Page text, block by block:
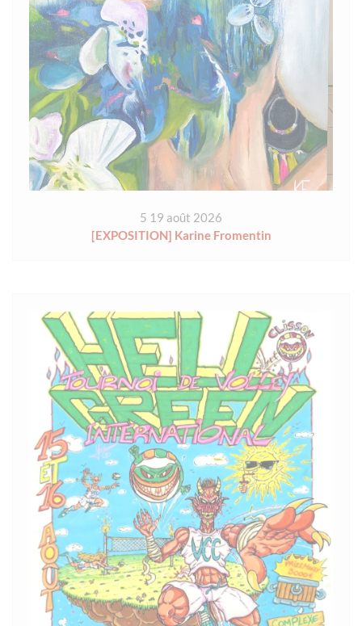
5 19 août 2026
[EXPOSITION] Karine Fromentin